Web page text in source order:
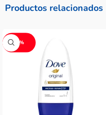
Productos relacionados
-3%